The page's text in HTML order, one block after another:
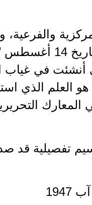
والفرعية،
أنشئت في غياب
هو العلم الذي
المعارك
تفصيلية قد